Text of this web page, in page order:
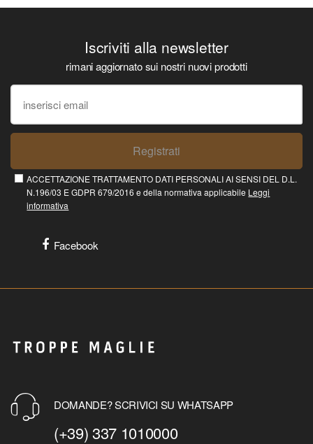
Iscriviti alla newsletter
rimani aggiornato sui nostri nuovi prodotti
Registrati
ACCETTAZIONE TRATTAMENTO DATI PERSONALI AI SENSI DEL D.L.
N.196/03 E GDPR 679/2016 e della normativa applicabile Leggi
informativa
Facebook
DOMANDE? SCRIVICI SU WHATSAPP
(+39) 337 1010000